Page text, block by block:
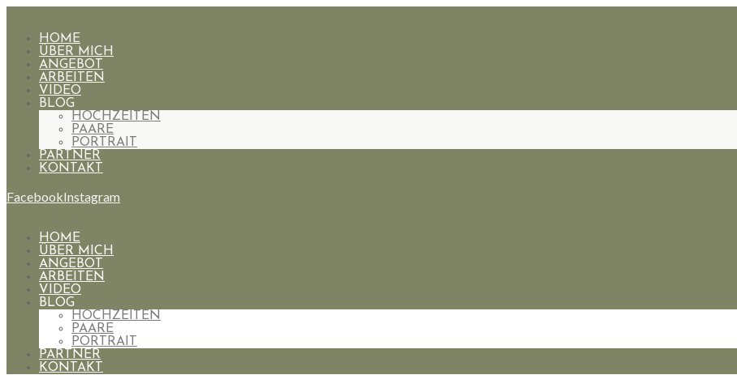
HOME
ÜBER MICH
ANGEBOT
ARBEITEN
VIDEO
BLOG
HOCHZEITEN
PAARE
PORTRAIT
PARTNER
KONTAKT
FacebookInstagram
HOME
ÜBER MICH
ANGEBOT
ARBEITEN
VIDEO
BLOG
HOCHZEITEN
PAARE
PORTRAIT
PARTNER
KONTAKT